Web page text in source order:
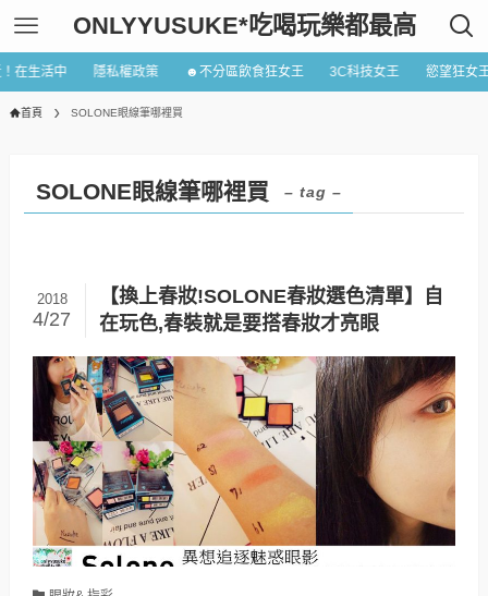
ONLYYUSUKE*吃喝玩樂都最高
在生活中 隱私權政策 ☻不分區飲食狂女王 3C科技女王 慾望狂女
首頁 SOLONE眼線筆哪裡買
SOLONE眼線筆哪裡買 – tag –
【換上春妝!SOLONE春妝選色清單】自
在玩色,春裝就是要搭春妝才亮眼
2018
4/27